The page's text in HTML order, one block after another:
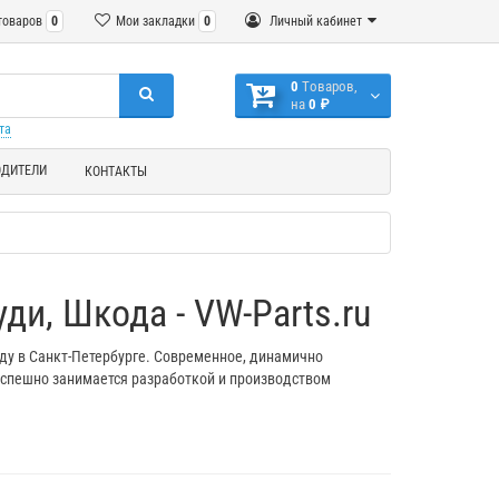
Личный кабинет
Мои закладки 0
0
0 Tоваров,
на 0 ₽
КОНТАКТЫ
Шкода - VW-Parts.ru
в Санкт-Петербурге. Современное, динамично
занимается разработкой и производством